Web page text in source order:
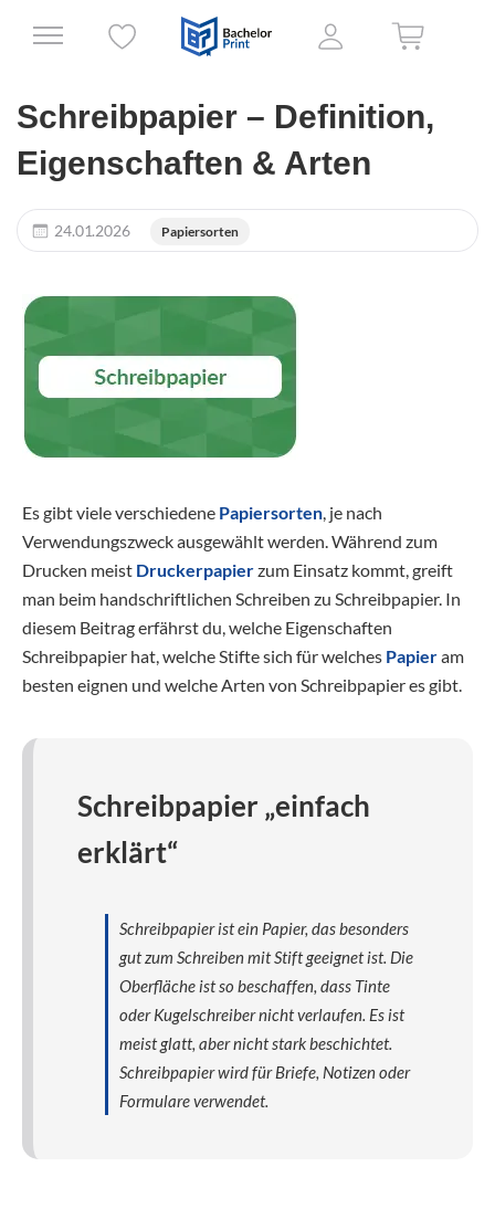
Schreibpapier – Definition,
Eigenschaften & Arten
24.01.2026 Papiersorten
Es gibt viele verschiedene Papiersorten, je nach
Verwendungszweck ausgewählt werden. Während zum
Drucken meist Druckerpapierzum Einsatz kommt, greift
man beim handschriftlichen Schreiben zu Schreibpapier. In
diesem Beitrag erfährst du, welche Eigenschaften
Schreibpapier hat, welche Stifte sich für welches Papieram
besten eignen und welche Arten von Schreibpapier es gibt.
Schreibpapier „einfach
erklärt“
Schreibpapier ist ein Papier, das besonders
gut zum Schreiben mit Stift geeignet ist. Die
Oberfläche ist so beschaffen, dass Tinte
oder Kugelschreiber nicht verlaufen. Es ist
meist glatt, aber nicht stark beschichtet.
Schreibpapier wird für Briefe, Notizen oder
Formulare verwendet.